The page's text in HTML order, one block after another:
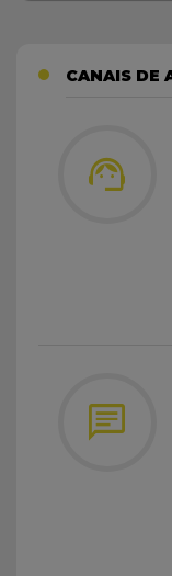
CANAIS DE
support_agent
message